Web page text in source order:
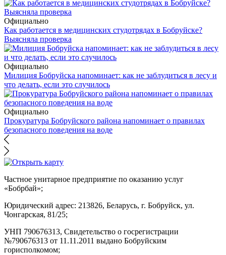
Официально
Как работается в медицинских студотрядах в Бобруйске?
Выясняла проверка
Официально
Милиция Бобруйска напоминает: как не заблудиться в лесу и
что делать, если это случилось
Официально
Прокуратура Бобруйского района напоминает о правилах
безопасного поведения на воде
Частное унитарное предприятие по оказанию услуг
«Бобрбай»;
Юридический адрес: 213826, Беларусь, г. Бобруйск, ул.
Чонгарская, 81/25;
УНП 790676313, Свидетельство о госрегистрации
№790676313 от 11.11.2011 выдано Бобруйским
горисполкомом;